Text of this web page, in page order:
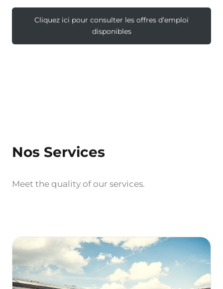
Cliquez ici pour consulter les offres d’emploi
disponibles
Nos Services
Meet the quality of our services.